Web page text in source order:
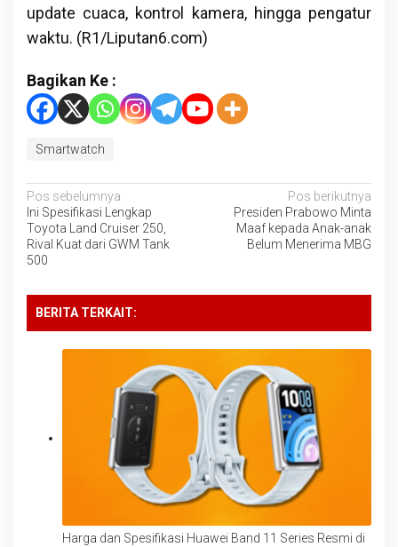
update cuaca, kontrol kamera, hingga pengatur
waktu. (R1/Liputan6.com)
Bagikan Ke :
Smartwatch
Navigasi
pos
Pos sebelumnya
Ini Spesifikasi Lengkap
Toyota Land Cruiser 250,
Rival Kuat dari GWM Tank
500
Pos berikutnya
Presiden Prabowo Minta
Maaf kepada Anak-anak
Belum Menerima MBG
BERITA TERKAIT:
Harga dan Spesifikasi Huawei Band 11 Series Resmi di